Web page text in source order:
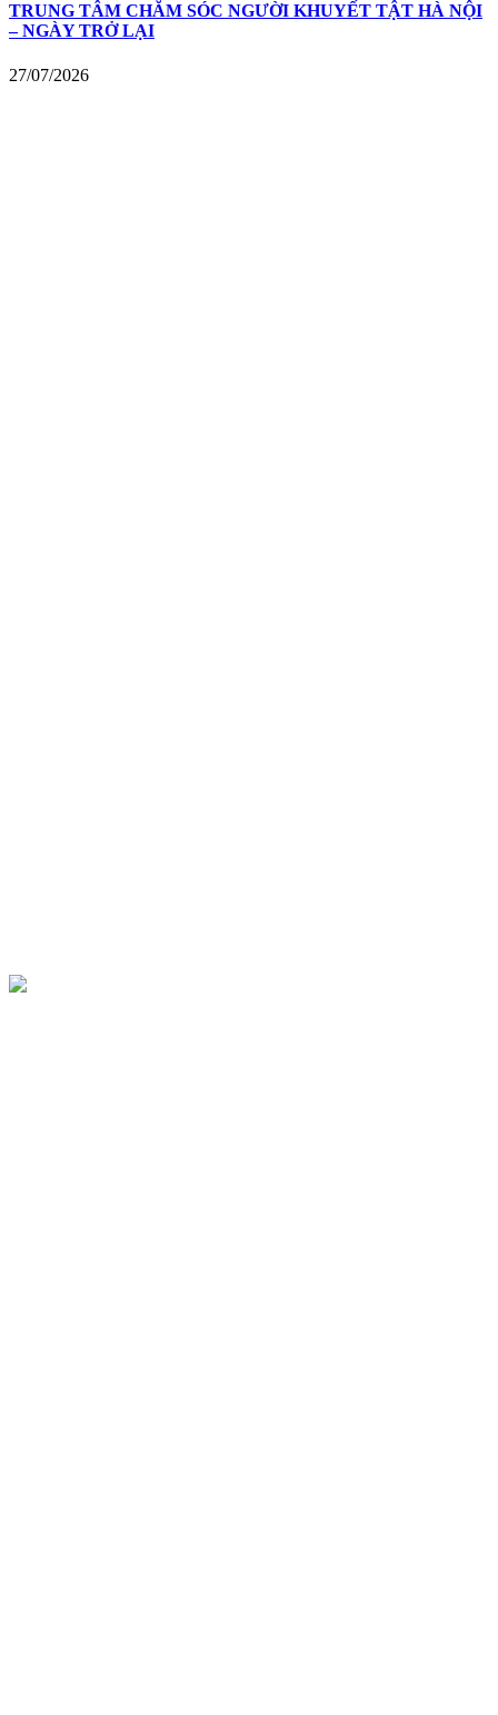
TRUNG TÂM CHĂM SÓC NGƯỜI KHUYẾT TẬT HÀ NỘI
– NGÀY TRỞ LẠI
27/07/2026